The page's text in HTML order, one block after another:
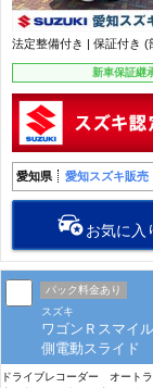
法定整備付き | 保証付き (
新車保証継
愛知県 愛知スズキ販売
お気に入
パック料金あり
スズキ
ワゴンＲスマ
側電動スライド
ドライブレコーダー オート